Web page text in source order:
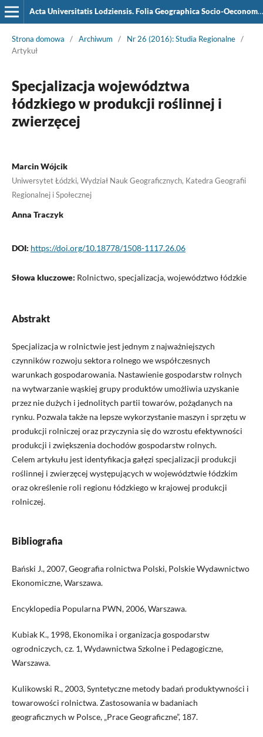
Acta Universitatis Lodziensis. Folia Geographica Socio-Oeconomica
Strona domowa / Archiwum / Nr 26 (2016): Studia Regionalne /
Artykuł
Specjalizacja województwa
łódzkiego w produkcji roślinnej i
zwierzęcej
Marcin Wójcik
Uniwersytet Łódzki, Wydział Nauk Geograficznych, Katedra Geografii
Regionalnej i Społecznej
Anna Traczyk
DOI: https://doi.org/10.18778/1508-1117.26.06
Słowa kluczowe: Rolnictwo, specjalizacja, województwo łódzkie
Abstrakt
Specjalizacja w rolnictwie jest jednym z najważniejszych
czynników rozwoju sektora rolnego we współczesnych
warunkach gospodarowania. Nastawienie gospodarstw rolnych
na wytwarzanie wąskiej grupy produktów umożliwia uzyskanie
przez nie dużych i jednolitych partii towarów, pożądanych na
rynku. Pozwala także na lepsze wykorzystanie maszyn i sprzętu w
produkcji rolniczej oraz przyczynia się do wzrostu efektywności
produkcji i zwiększenia dochodów gospodarstw rolnych.
Celem artykułu jest identyfikacja gałęzi specjalizacji produkcji
roślinnej i zwierzęcej występujących w województwie łódzkim
oraz określenie roli regionu łódzkiego w krajowej produkcji
rolniczej.
Bibliografia
Bański J., 2007, Geografia rolnictwa Polski, Polskie Wydawnictwo
Ekonomiczne, Warszawa.
Encyklopedia Popularna PWN, 2006, Warszawa.
Kubiak K., 1998, Ekonomika i organizacja gospodarstw
ogrodniczych, cz. 1, Wydawnictwa Szkolne i Pedagogiczne,
Warszawa.
Kulikowski R., 2003, Syntetyczne metody badań produktywności i
towarowości rolnictwa. Zastosowania w badaniach
geograficznych w Polsce, „Prace Geograficzne”, 187.